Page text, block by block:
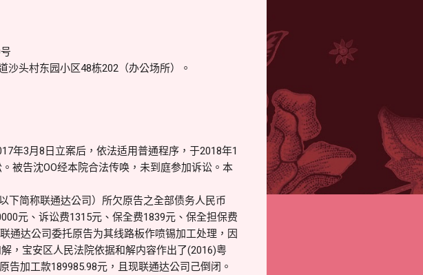
头村东园小区48栋202（办公场所）。
年3月8日立案后，依法适用普通程序，于2018年1
被告沈OO经本院合法传唤，未到庭参加诉讼。本
下简称联通达公司）所欠原告之全部债务人民币
元、诉讼费1315元、保全费1839元、保全担保费
通达公司委托原告为其线路板作喷锡加工处理，因
，宝安区人民法院依据和解内容作出了(2016)粤
加工款189985.98元，且现联通达公司己倒闭。